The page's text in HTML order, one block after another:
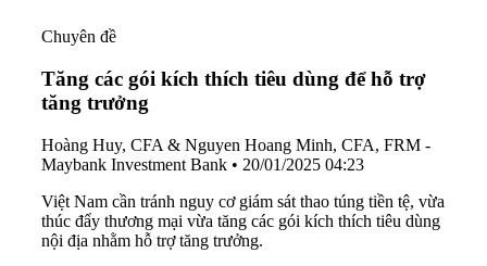
Chuyên đề
Tăng các gói kích thích tiêu dùng để hỗ trợ
tăng trưởng
Hoàng Huy, CFA & Nguyen Hoang Minh, CFA, FRM -
Maybank Investment Bank • 20/01/2025 04:23
Việt Nam cần tránh nguy cơ giám sát thao túng tiền tệ, vừa
thúc đẩy thương mại vừa tăng các gói kích thích tiêu dùng
nội địa nhằm hỗ trợ tăng trưởng.